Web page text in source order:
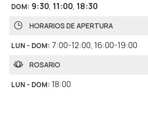
DOM: 9:30, 11:00, 18:30
HORARIOS DE APERTURA
LUN - DOM: 7:00-12:00, 16:00-19:00
ROSARIO
LUN - DOM: 18:00